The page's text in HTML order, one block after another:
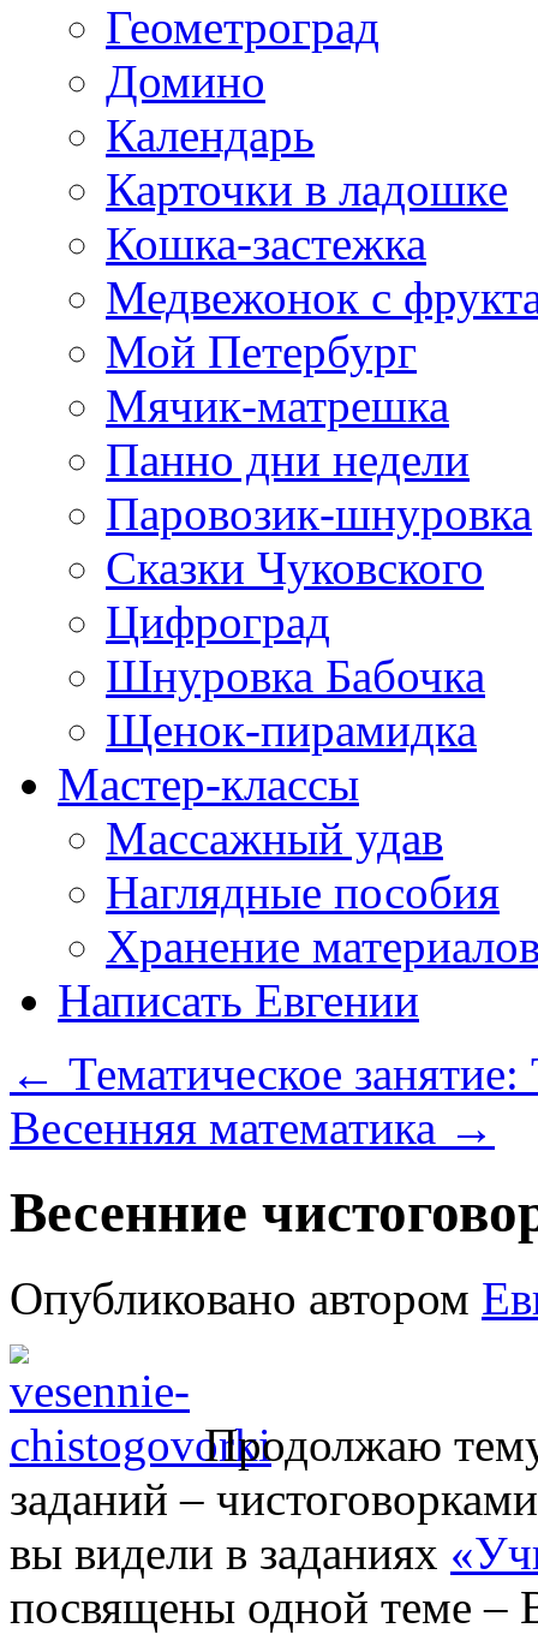
Геометроград
Домино
Календарь
Карточки в ладошке
Кошка-застежка
Медвежонок с
Мой Петербург
Мячик-матрешка
Панно дни недели
Паровозик-шнуровка
Сказки Чуковского
Цифроград
Шнуровка Бабочка
Щенок-пирамидка
Мастер-классы
Массажный удав
Наглядные пособия
Хранение
Написать Евгении
← Тематическое
Весенняя математика →
Весенние
Опубликовано автором
Продолжаю
заданий –
вы видели в заданиях
посвящены одной теме